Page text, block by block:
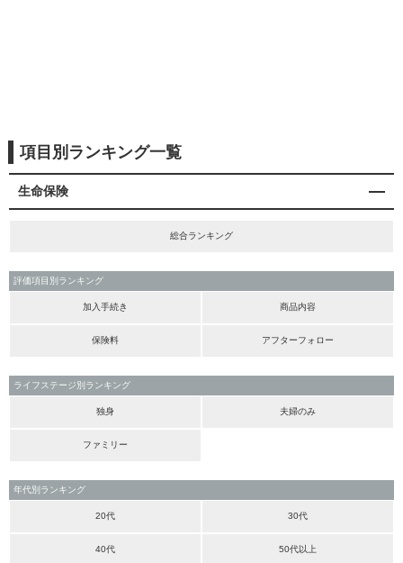
項目別ランキング一覧
生命保険
総合ランキング
評価項目別ランキング
加入手続き 商品内容
保険料 アフターフォロー
ライフステージ別ランキング
独身 夫婦のみ
ファミリー
年代別ランキング
20代 30代
40代 50代以上